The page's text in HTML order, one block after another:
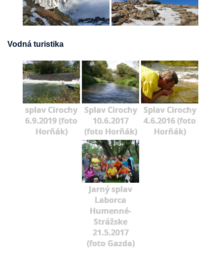
Vodná turistika
splav Cirochy
6.9.2019 (foto
Horňák)
Splav Cirochy
10.6.2017
(foto Horňák)
Splav Cirochy
4.6.2016 (foto
Horňák)
Jarný splav
Laborca
Humenné-
Strážske
21.5.2017
(foto Gazda)